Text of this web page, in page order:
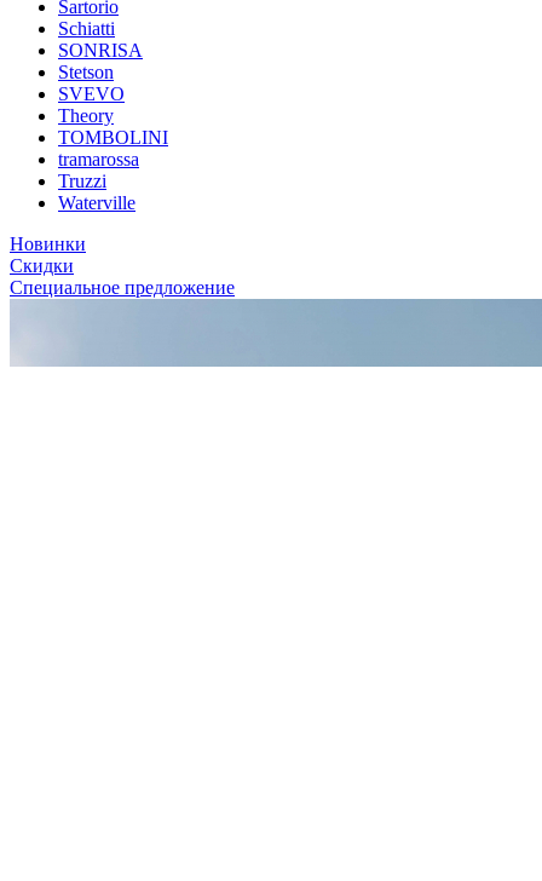
Sartorio
Schiatti
SONRISA
Stetson
SVEVO
Theory
TOMBOLINI
tramarossa
Truzzi
Waterville
Новинки
Скидки
Специальное предложение